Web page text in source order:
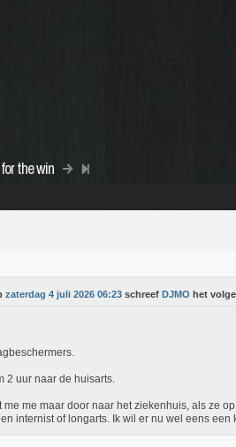
the win
zaterdag 4 juli 2026 06:23 schreef DJMO het
2 uur naar de huisarts.
me me maar door naar het ziekenhuis, als ze
internist of longarts. Ik wil er nu wel eens een